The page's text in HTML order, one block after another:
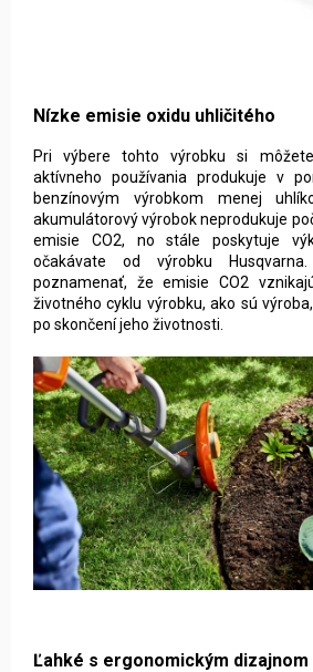
Nízke emisie oxidu uhličitého
Pri výbere tohto výrobku si
aktívneho používania produkuje v
benzínovým výrobkom menej
akumulátorový výrobok neprodukuje
emisie CO2, no stále poskytuje
očakávate od výrobku
poznamenať, že emisie CO2
životného cyklu výrobku, ako sú
po skončení jeho životnosti.
Ľahké s ergonomickým dizajnom